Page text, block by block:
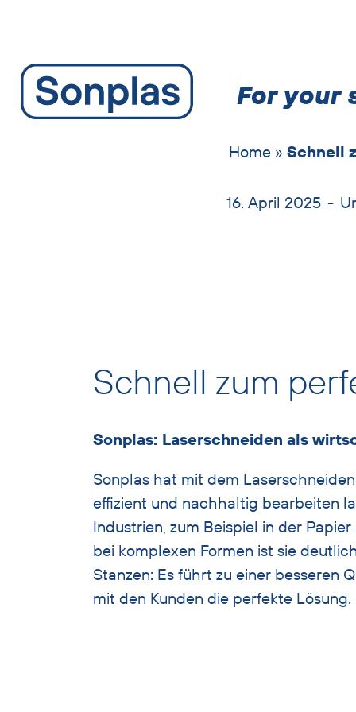
For your
Home » Schnell
16. April 2025 -
Schnell zum
Sonplas: Laserschneiden als
Sonplas hat mit dem
effizient und nachhaltig bearbeiten
Industrien, zum Beispiel in der
bei komplexen Formen ist sie
Stanzen: Es führt zu einer besseren
mit den Kunden die perfekte Lösung.